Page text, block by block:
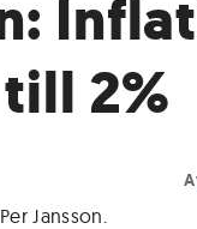
2%
Jansson.